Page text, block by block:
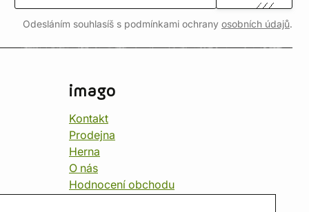
Odesláním souhlasíš s podmínkami ochrany osobních údajů.
imago
Kontakt
Prodejna
Herna
O nás
Hodnocení obchodu